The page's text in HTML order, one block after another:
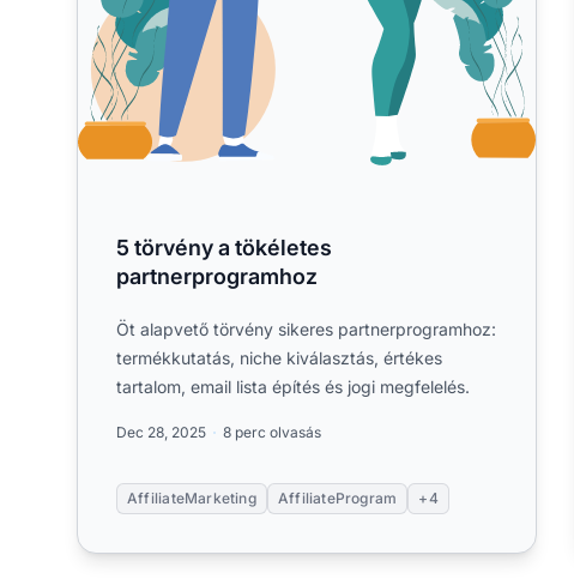
5 törvény a tökéletes
partnerprogramhoz
Öt alapvető törvény sikeres partnerprogramhoz:
termékkutatás, niche kiválasztás, értékes
tartalom, email lista építés és jogi megfelelés.
Dec 28, 2025 8 perc olvasás
AffiliateMarketing AffiliateProgram +4